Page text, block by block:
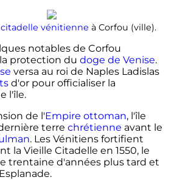
citadelle vénitienne à Corfou (ville).
notables de Corfou
protection du doge de Venise.
versa au roi de Naples Ladislas
d'or pour officialiser la
l'île.
de l'Empire ottoman, l'île
terre chrétienne avant le
. Les Vénitiens fortifient
la Vieille Citadelle en 1550, le
trentaine d'années plus tard et